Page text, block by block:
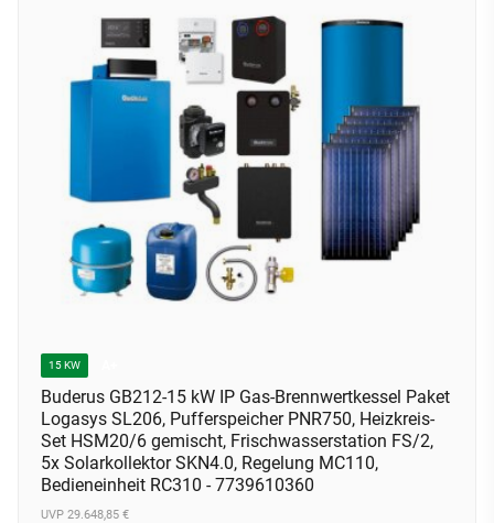
15 KW
Buderus GB212-15 kW IP Gas-Brennwertkessel Paket
Logasys SL206, Pufferspeicher PNR750, Heizkreis-
Set HSM20/6 gemischt, Frischwasserstation FS/2,
5x Solarkollektor SKN4.0, Regelung MC110,
Bedieneinheit RC310 - 7739610360
UVP 29.648,85 €